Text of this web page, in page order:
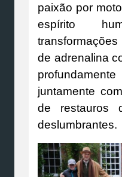
paixão por
espírito
de adrenalina
juntamente
de restauros
deslumbrantes.